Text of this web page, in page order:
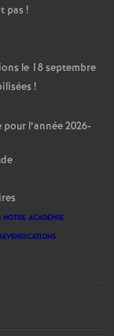
pas !
le 18 septembre
!
l’année 2026-
notre académie